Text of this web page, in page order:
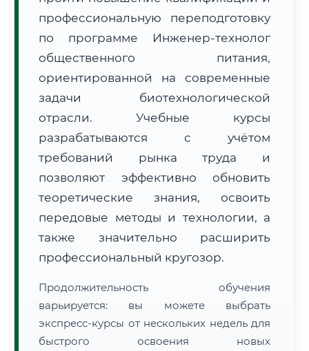
Расчет логистики оригиналов:
• Экспресс-доставка СДЭК / Почтой:5–7 рабочих дней
📜 Документы и аккредитация
🔍Нажмите на документ для увеличения и просмотра
профессиональную переподготовку
по программе Инженер-технолог
общественного питания,
ориентированной на современные
задачи биотехнологической
отрасли. Учебные курсы
разрабатываются с учётом
требований рынка труда и
позволяют эффективно обновить
теоретические знания, освоить
передовые методы и технологии, а
также значительно расширить
профессиональный кругозор.
Продолжительность обучения
варьируется: вы можете выбрать
экспресс-курсы от нескольких недель для
быстрого освоения новых